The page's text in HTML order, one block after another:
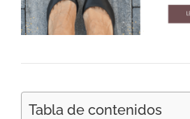
Tabla de contenidos